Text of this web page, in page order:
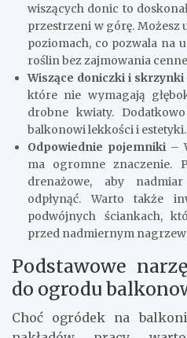
wiszących donic to
przestrzeni w górę.
poziomach, co pozwala na
roślin bez zajmowania
Wiszące doniczki i skrzynki
które nie wymagają
drobne kwiaty.
balkonowi lekkości i estetyki.
Odpowiednie pojemniki–
ma ogromne znaczenie.
drenażowe, aby
odpłynąć. Warto także
podwójnych ściankach,
przed nadmiernym
Podstawowe
do ogrodu
Choć ogródek na